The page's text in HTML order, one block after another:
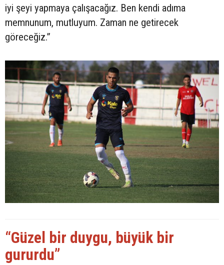
iyi şeyi yapmaya çalışacağız. Ben kendi adıma
memnunum, mutluyum. Zaman ne getirecek
göreceğiz.”
“Güzel bir duygu, büyük bir
gururdu”